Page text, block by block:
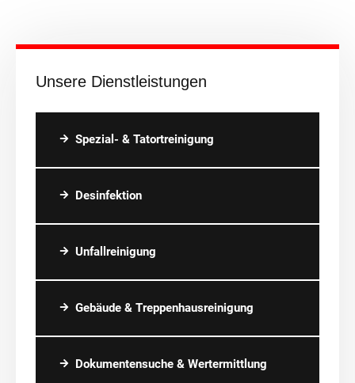
Unsere Dienstleistungen
Spezial- & Tatortreinigung
Desinfektion
Unfallreinigung
Gebäude & Treppenhausreinigung
Dokumentensuche & Wertermittlung